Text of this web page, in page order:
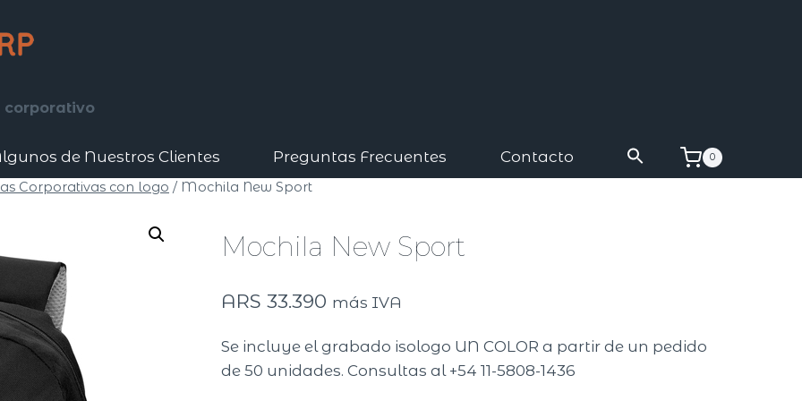
corporativo
de Nuestros Clientes Preguntas Frecuentes Contacto 0
Corporativas con logo / Mochila New Sport
Mochila New Sport
ARS 33.390 más IVA
Se incluye el grabado isologo UN COLOR a partir de un pedido
de 50 unidades. Consultas al +54 11-5808-1436